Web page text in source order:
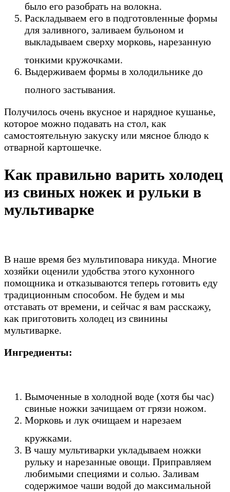
было его разобрать на волокна.
Раскладываем его в подготовленные формы
для заливного, заливаем бульоном и
выкладываем сверху морковь, нарезанную
тонкими кружочками.
Выдерживаем формы в холодильнике до
полного застывания.
Получилось очень вкусное и нарядное кушанье,
которое можно подавать на стол, как
самостоятельную закуску или мясное блюдо к
отварной картошечке.
Как правильно варить холодец
из свиных ножек и рульки в
мультиварке
В наше время без мультиповара никуда. Многие
хозяйки оценили удобства этого кухонного
помощника и отказываются теперь готовить еду
традиционным способом. Не будем и мы
отставать от времени, и сейчас я вам расскажу,
как приготовить холодец из свинины
мультиварке.
Ингредиенты:
Вымоченные в холодной воде (хотя бы час)
свиные ножки зачищаем от грязи ножом.
Морковь и лук очищаем и нарезаем
кружками.
В чашу мультиварки укладываем ножки
рульку и нарезанные овощи. Приправляем
любимыми специями и солью. Заливам
содержимое чаши водой до максимальной